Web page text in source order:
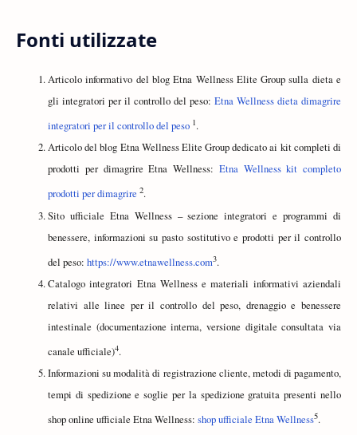
Fonti utilizzate
Articolo informativo del blog Etna Wellness Elite Group sulla dieta e
gli integratori per il controllo del peso: Etna Wellness dieta dimagrire
integratori per il controllo del peso 1.
Articolo del blog Etna Wellness Elite Group dedicato ai kit completi di
prodotti per dimagrire Etna Wellness: Etna Wellness kit completo
prodotti per dimagrire 2.
Sito ufficiale Etna Wellness – sezione integratori e programmi di
benessere, informazioni su pasto sostitutivo e prodotti per il controllo
del peso: https://www.etnawellness.com3.
Catalogo integratori Etna Wellness e materiali informativi aziendali
relativi alle linee per il controllo del peso, drenaggio e benessere
intestinale (documentazione interna, versione digitale consultata via
canale ufficiale)4.
Informazioni su modalità di registrazione cliente, metodi di pagamento,
tempi di spedizione e soglie per la spedizione gratuita presenti nello
shop online ufficiale Etna Wellness: shop ufficiale Etna Wellness5.